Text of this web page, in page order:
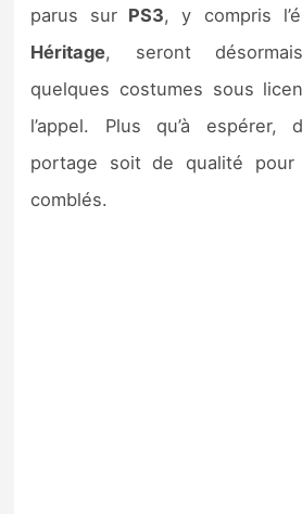
parus sur PS3, y compris
Héritage, seront
quelques costumes sous
l’appel. Plus qu’à
portage soit de qualité pour
comblés.